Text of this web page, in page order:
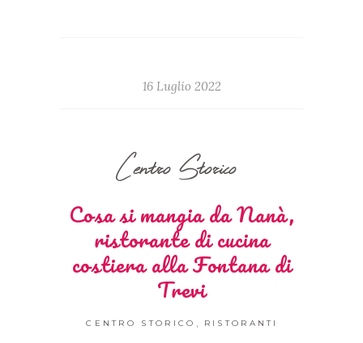
16 Luglio 2022
Centro Storico
Cosa si mangia da Nanà,
ristorante di cucina
costiera alla Fontana di
Trevi
CENTRO STORICO , RISTORANTI